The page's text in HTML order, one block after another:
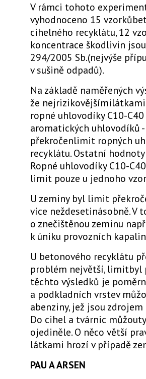
V rámci tohoto
vyhodnoceno 15
cihelného recyklátu, 12
koncentrace škodlivin
294/2005 Sb.(nejvýše
v sušině odpadů).
Na základě naměřených
že
ropné uhlovodíky C10-
aromatických uhlovodíků
překročenlimit ropných
recyklátu. Ostatní
Ropné uhlovodíky C10-
limit pouze u jednoho
U zeminy byl limit
více neždesetinásobně.
o znečištěnou zeminu
k úniku provozních
U betonového recyklátu
problém největší, limitbyl
těchto výsledků je
a podkladních vrstev
abenziny, jež jsou
Do cihel a tvárnic
ojediněle. O něco větší
látkami hrozí v případě
PAU A ARSEN